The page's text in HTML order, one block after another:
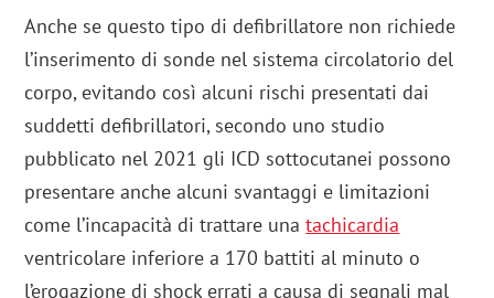
Anche se questo tipo di defibrillatore non richiede
l’inserimento di sonde nel sistema circolatorio del
corpo, evitando così alcuni rischi presentati dai
suddetti defibrillatori, secondo uno studio
pubblicato nel 2021 gli ICD sottocutanei possono
presentare anche alcuni svantaggi e limitazioni
come l’incapacità di trattare unatachicardia
ventricolare inferiore a 170 battiti al minuto o
l’erogazione di shock errati a causa di segnali mal